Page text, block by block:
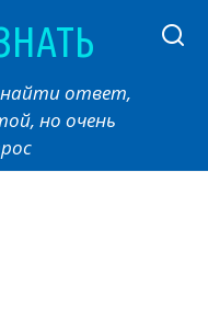
ответ,
но очень